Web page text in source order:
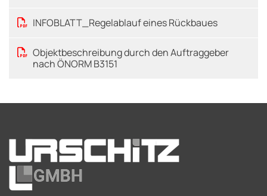
INFOBLATT_Regelablauf eines Rückbaues
Objektbeschreibung durch den Auftraggeber
nach ÖNORM B3151